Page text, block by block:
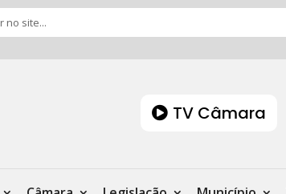
TV Câmara